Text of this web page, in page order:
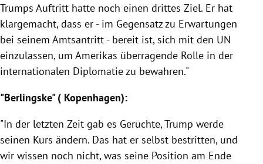
Trumps Auftritt hatte noch einen drittes Ziel. Er hat
klargemacht, dass er - im Gegensatz zu Erwartungen
bei seinem Amtsantritt - bereit ist, sich mit den UN
einzulassen, um Amerikas überragende Rolle in der
internationalen Diplomatie zu bewahren."
"Berlingske" ( Kopenhagen):
"In der letzten Zeit gab es Gerüchte,Trump werde
seinen Kurs ändern. Das hat er selbst bestritten, und
wir wissen noch nicht, was seine Position am Ende